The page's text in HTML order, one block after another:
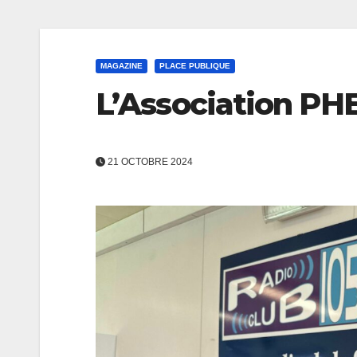
MAGAZINE PLACE PUBLIQUE
L’Association
21 OCTOBRE 2024